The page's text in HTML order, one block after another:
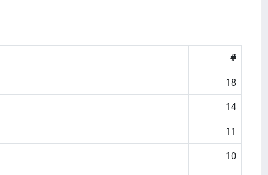
#
18
14
11
10